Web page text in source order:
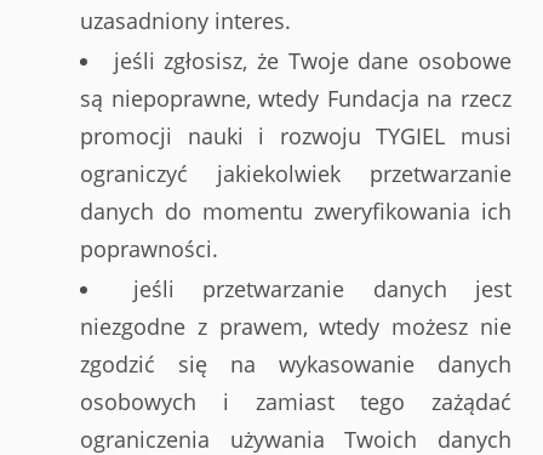
uzasadniony interes.
jeśli zgłosisz, że Twoje dane osobowe
są niepoprawne, wtedy Fundacja na rzecz
promocji nauki i rozwoju TYGIEL musi
ograniczyć jakiekolwiek przetwarzanie
danych do momentu zweryfikowania ich
poprawności.
jeśli przetwarzanie danych jest
niezgodne z prawem, wtedy możesz nie
zgodzić się na wykasowanie danych
osobowych i zamiast tego zażądać
ograniczenia używania Twoich danych